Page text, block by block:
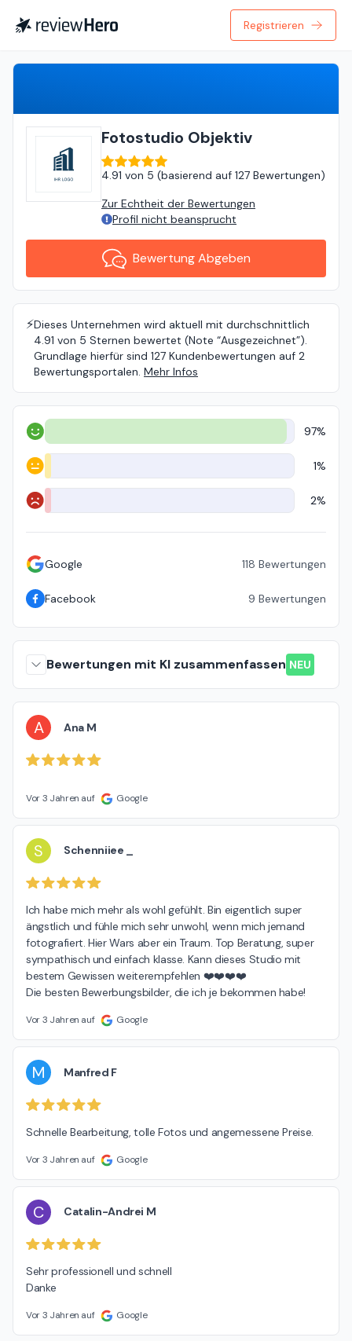
Registrieren
Fotostudio Objektiv
4.91 von 5 (basierend auf 127 Bewertungen)
Zur Echtheit der Bewertungen
Profil nicht beansprucht
Bewertung Abgeben
⚡️Dieses Unternehmen wird aktuell mit durchschnittlich
4.91 von 5 Sternen bewertet (Note “Ausgezeichnet”).
Grundlage hierfür sind 127 Kundenbewertungen auf 2
Bewertungsportalen. Mehr Infos
Positiv 97%
Neutral 1%
Negativ 2%
Google 118 Bewertungen
Facebook 9 Bewertungen
Bewertungen mit KI zusammenfassen NEU
A Ana M
Vor 3 Jahren auf Google
S Schenniiee _
Ich habe mich mehr als wohl gefühlt. Bin eigentlich super
ängstlich und fühle mich sehr unwohl, wenn mich jemand
fotografiert. Hier Wars aber ein Traum. Top Beratung, super
sympathisch und einfach klasse. Kann dieses Studio mit
bestem Gewissen weiterempfehlen ❤️❤️❤️❤️
Die besten Bewerbungsbilder, die ich je bekommen habe!
Vor 3 Jahren auf Google
M Manfred F
Schnelle Bearbeitung, tolle Fotos und angemessene Preise.
Vor 3 Jahren auf Google
C Catalin-Andrei M
Sehr professionell und schnell
Danke
Vor 3 Jahren auf Google